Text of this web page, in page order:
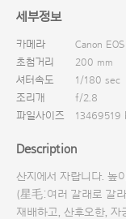
세부정보
카메라
Canon
초첨거리
200 mm
셔터속도
1/180 sec
조리개
f/2.8
파일사이즈
13469519
Description
산지에서 자랍니다. 높
(星毛:여러 갈래로 갈
재배하고, 산후오한,